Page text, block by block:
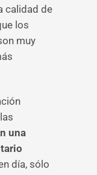
calidad de
los
muy
una
día, sólo